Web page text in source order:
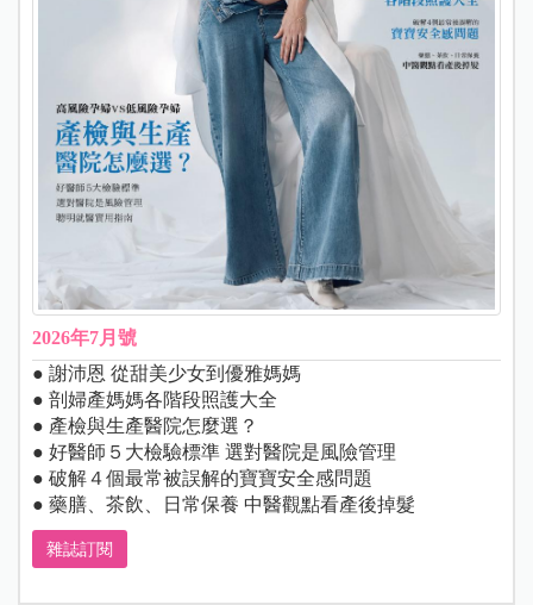
2026年7月號
● 謝沛恩 從甜美少女到優雅媽媽
● 剖婦產媽媽各階段照護大全
● 產檢與生產醫院怎麼選？
● 好醫師５大檢驗標準 選對醫院是風險管理
● 破解４個最常被誤解的寶寶安全感問題
● 藥膳、茶飲、日常保養 中醫觀點看產後掉髮
雜誌訂閱